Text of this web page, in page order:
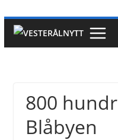
800
Blåbyen